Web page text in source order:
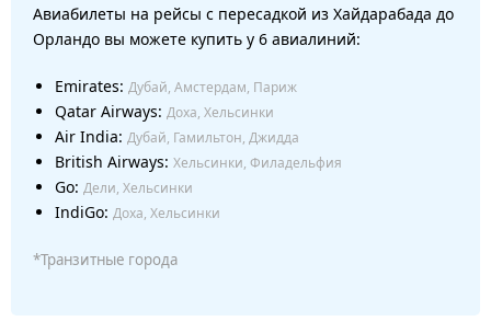
Авиабилеты на рейсы с пересадкой из Хайдарабада до
Орландо вы можете купить у 6 авиалиний:
Emirates: Дубай, Амстердам, Париж
Qatar Airways: Доха, Хельсинки
Air India: Дубай, Гамильтон, Джидда
British Airways: Хельсинки, Филадельфия
Go: Дели, Хельсинки
IndiGo: Доха, Хельсинки
*Транзитные города